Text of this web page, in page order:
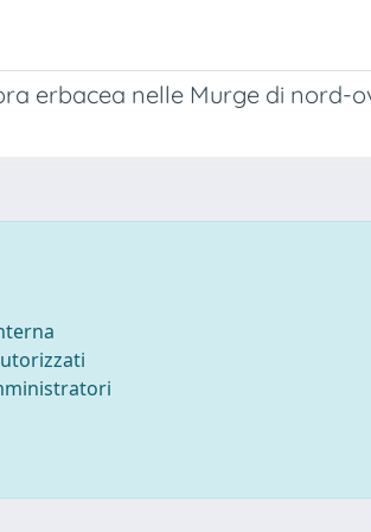
erbacea nelle Murge di nord-